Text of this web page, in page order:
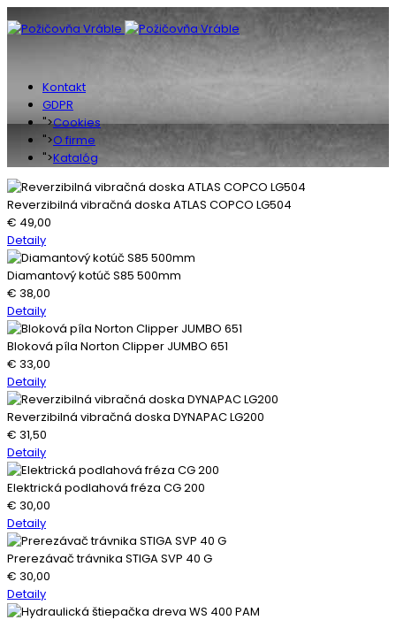
Kontakt
GDPR
">Cookies
">O firme
">Katalóg
Reverzibilná vibračná doska ATLAS COPCO LG504
€ 49,00
Detaily
Diamantový kotúč S85 500mm
€ 38,00
Detaily
Bloková píla Norton Clipper JUMBO 651
€ 33,00
Detaily
Reverzibilná vibračná doska DYNAPAC LG200
€ 31,50
Detaily
Elektrická podlahová fréza CG 200
€ 30,00
Detaily
Prerezávač trávnika STIGA SVP 40 G
€ 30,00
Detaily